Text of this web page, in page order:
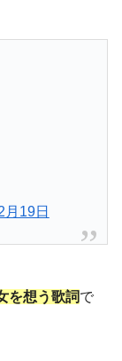
月19日
を想う歌詞で